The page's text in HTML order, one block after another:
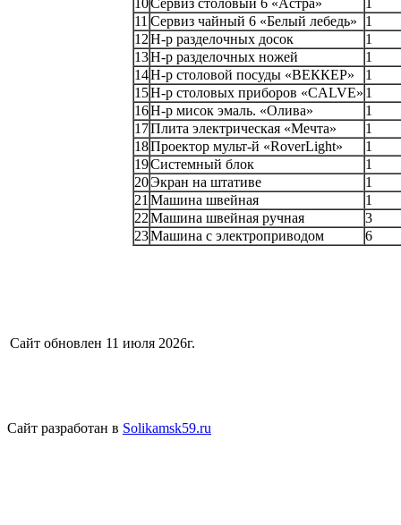
11 Сервиз чайный 6 «Белый лебедь»
1
12Н-р разделочных досок
1
13Н-р разделочных ножей
1
14Н-р столовой посуды «ВЕККЕР»
1
15Н-р столовых приборов «CALVE» 1
16Н-р мисок эмаль. «Олива»
1
17Плита электрическая «Мечта»
1
18Проектор мульт-й «RoverLight»
1
19Системный блок
1
20Экран на штативе
1
21 Машина швейная
1
22Машина швейная ручная
3
23Машина с электроприводом 6
Сайт обновлен 11 июля 2026г.
Сайт разработан в Solikamsk59.ru